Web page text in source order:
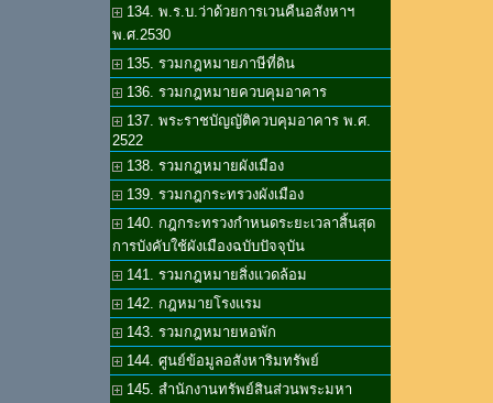
134. พ.ร.บ.ว่าด้วยการเวนคืนอสังหาฯ
พ.ศ.2530
135. รวมกฎหมายภาษีที่ดิน
136. รวมกฎหมายควบคุมอาคาร
137. พระราชบัญญัติควบคุมอาคาร พ.ศ.
2522
138. รวมกฎหมายผังเมือง
139. รวมกฎกระทรวงผังเมือง
140. กฎกระทรวงกำหนดระยะเวลาสิ้นสุด
การบังคับใช้ผังเมืองฉบับปัจจุบัน
141. รวมกฎหมายสิ่งแวดล้อม
142. กฎหมายโรงแรม
143. รวมกฎหมายหอพัก
144. ศูนย์ข้อมูลอสังหาริมทรัพย์
145. สำนักงานทรัพย์สินส่วนพระมหา